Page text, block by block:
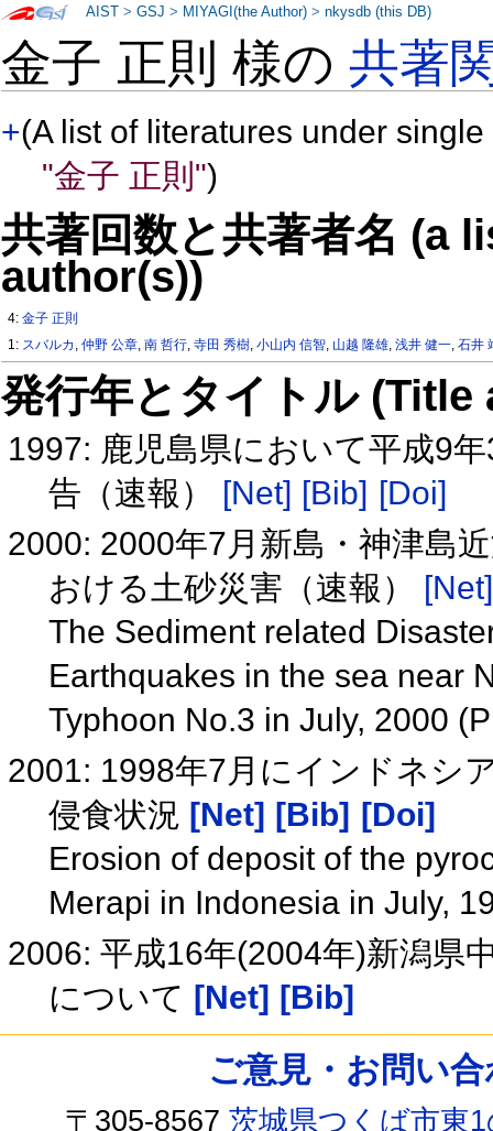
金子 正則 様の共著
+(A list of literatures under
"金子 正則")
共著回数と共著者名 (a
author(s))
4:金子 正則
1: スバルカ ,仲野 公章,南 哲行,寺田 秀樹,小山内 信智, 山越 隆雄,浅井 健一,石井
発行年とタイトル
1997: 鹿児島県において平成9
告（速報） [Net] [Bib] [Doi]
2000: 2000年7月新島・神津島
おける土砂災害（速報） [Net]
The Sediment related
Earthquakes in the sea near
Typhoon No.3 in July, 2000
2001: 1998年7月にインドネシ
侵食状況 [Net] [Bib]
[Doi]
Erosion of deposit of the
Merapi in Indonesia in July,
2006: 平成16年(2004年)新潟県
について [Net] [Bib]
AIST >GSJ > MIYAGI(the Author) >nkysdb (this DB)
ご意見・お問い
〒305-8567茨城県つくば市東